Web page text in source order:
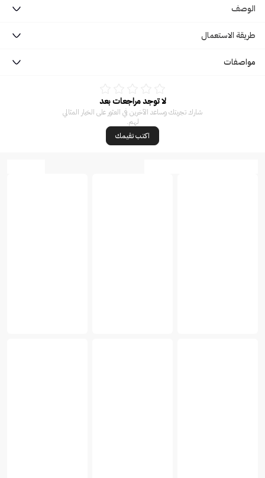
الوصف
طريقة الاستعمال
مواصفات
لا توجد مراجعات بعد
شارك تجربتك وساعد الآخرين في العثور على الخيار المثالي
لهم.
اكتب تقيمك